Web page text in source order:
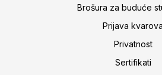
Brošura za buduće
Prijava kvarova
Privatnost
Sertifikati